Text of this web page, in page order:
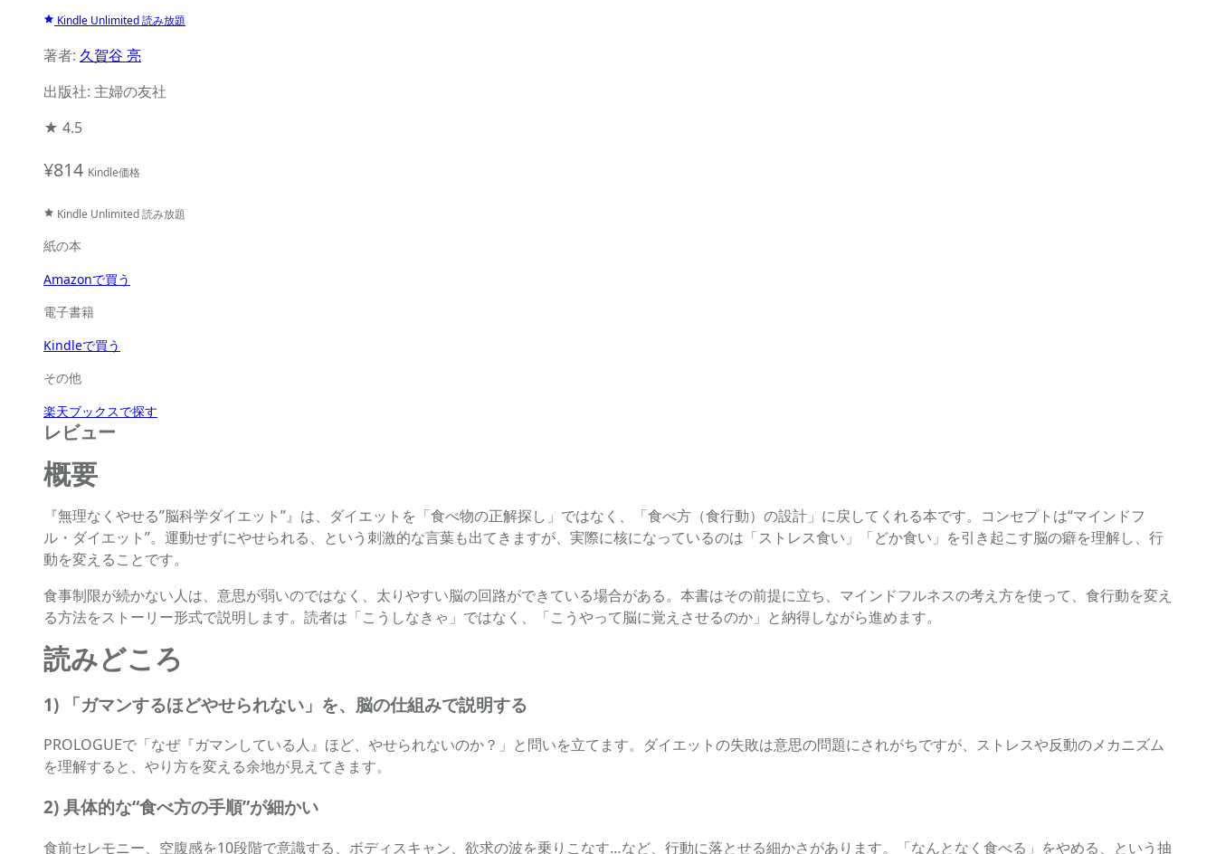
Kindle Unlimited 読み放題
著者: 久賀谷 亮
出版社: 主婦の友社
★ 4.5
¥814 Kindle価格
Kindle Unlimited 読み放題
紙の本
Amazonで買う
電子書籍
Kindleで買う
その他
楽天ブックスで探す
レビュー
概要
『無理なくやせる”脳科学ダイエット”』は、ダイエットを「食べ物の正解探し」ではなく、「食べ方（食行動）の設計」に戻してくれる本です。コンセプトは“マインドフ
ル・ダイエット”。運動せずにやせられる、という刺激的な言葉も出てきますが、実際に核になっているのは「ストレス食い」「どか食い」を引き起こす脳の癖を理解し、行
動を変えることです。
食事制限が続かない人は、意思が弱いのではなく、太りやすい脳の回路ができている場合がある。本書はその前提に立ち、マインドフルネスの考え方を使って、食行動を変え
る方法をストーリー形式で説明します。読者は「こうしなきゃ」ではなく、「こうやって脳に覚えさせるのか」と納得しながら進めます。
読みどころ
1) 「ガマンするほどやせられない」を、脳の仕組みで説明する
PROLOGUEで「なぜ『ガマンしている人』ほど、やせられないのか？」と問いを立てます。ダイエットの失敗は意思の問題にされがちですが、ストレスや反動のメカニズム
を理解すると、やり方を変える余地が見えてきます。
2) 具体的な“食べ方の手順”が細かい
食前セレモニー、空腹感を10段階で意識する、ボディスキャン、欲求の波を乗りこなす…など、行動に落とせる細かさがあります。「なんとなく食べる」をやめる、という抽